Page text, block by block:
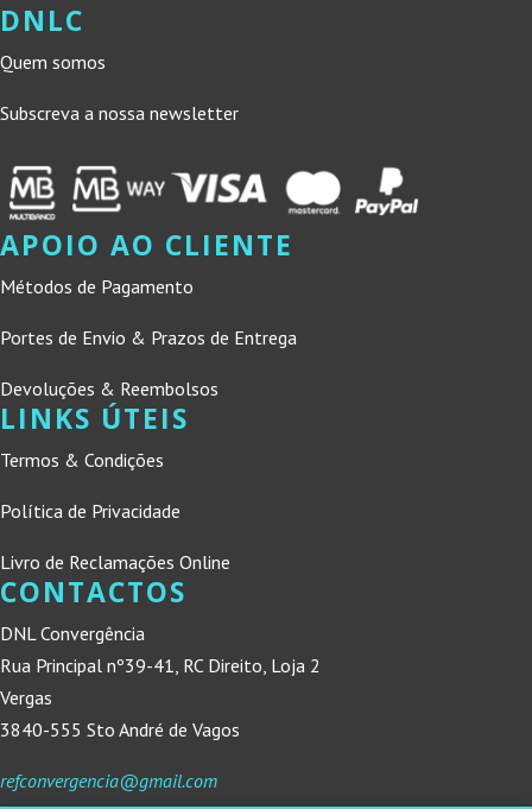
DNLC
Quem somos
Subscreva a nossa newsletter
APOIO AO CLIENTE
Métodos de Pagamento
Portes de Envio & Prazos de Entrega
Devoluções & Reembolsos
LINKS ÚTEIS
Termos & Condições
Política de Privacidade
Livro de Reclamações Online
CONTACTOS
DNL Convergência
Rua Principal nº39-41, RC Direito, Loja 2
Vergas
3840-555 Sto André de Vagos
refconvergencia@gmail.com